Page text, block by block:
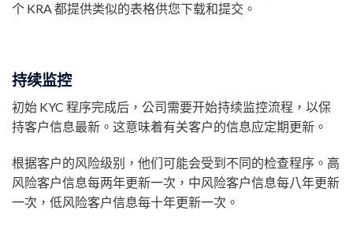
个 KRA 都提供类似的表格供您下载和提交。
持续监控
初始 KYC 程序完成后，公司需要开始持续监控流程，以保
持客户信息最新。这意味着有关客户的信息应定期更新。
根据客户的风险级别，他们可能会受到不同的检查程序。高
风险客户信息每两年更新一次，中风险客户信息每八年更新
一次，低风险客户信息每十年更新一次。